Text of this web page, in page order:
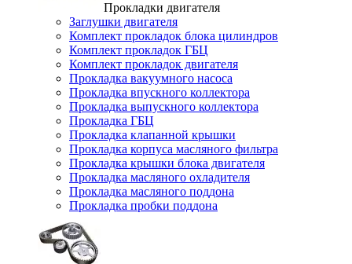
Прокладки двигателя
Заглушки двигателя
Комплект прокладок блока цилиндров
Комплект прокладок ГБЦ
Комплект прокладок двигателя
Прокладка вакуумного насоса
Прокладка впускного коллектора
Прокладка выпускного коллектора
Прокладка ГБЦ
Прокладка клапанной крышки
Прокладка корпуса масляного фильтра
Прокладка крышки блока двигателя
Прокладка масляного охладителя
Прокладка масляного поддона
Прокладка пробки поддона